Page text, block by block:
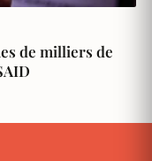
de milliers de